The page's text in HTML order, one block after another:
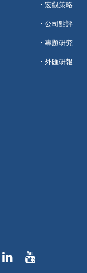
宏觀策略
公司點評
專題研究
外匯研報